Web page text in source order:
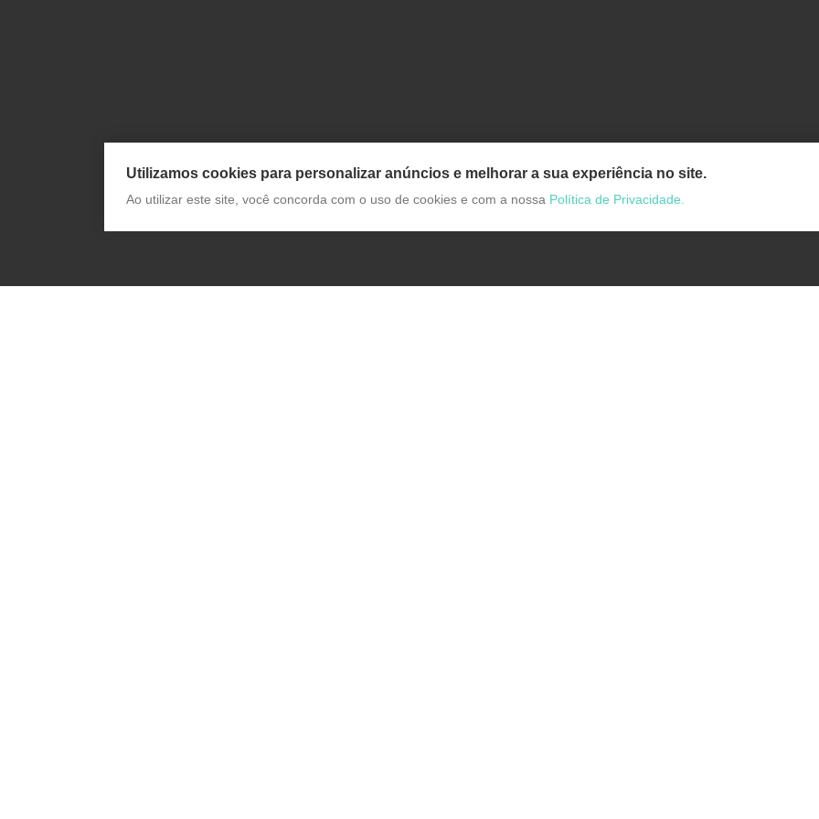
Utilizamos cookies para personalizar anúncios e melhorar a sua experiência no site.
Ao utilizar este site, você concorda com o uso de cookies e com a nossa Política de Privacidade.